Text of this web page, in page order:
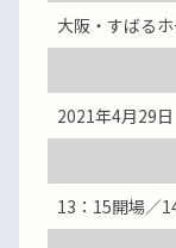
大阪・すばる
2021年4月29日
13：15開場／